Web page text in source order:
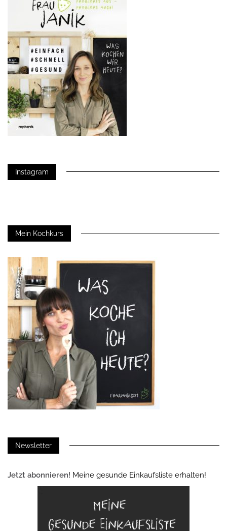
Instagram
Mein Kochkurs
Newsletter
Jetzt abonnieren! Meine gesunde Einkaufsliste erhalten!